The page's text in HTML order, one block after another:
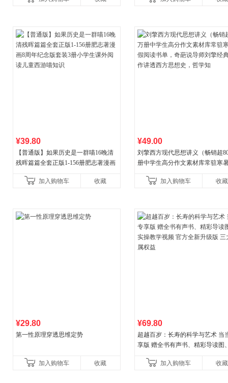
¥39.80
【普通版】如果历史是一群喵16晚清
残晖篇篇全套正版1-156册肥志著漫画
儿童西游喵知识
加入购物车 收藏
¥49.00
刘擎西方现代思想讲义（畅销超
册中学生高分作文素材库常驻寒
讲透西方思想史，哲学知
加入购物车 收藏
¥29.80
第一性原理穿透思维定势
加入购物车 收藏
¥69.80
超越百岁：长寿的科学与艺术 当
享版 赠全书有声书、精彩导读图
权益
加入购物车 收藏